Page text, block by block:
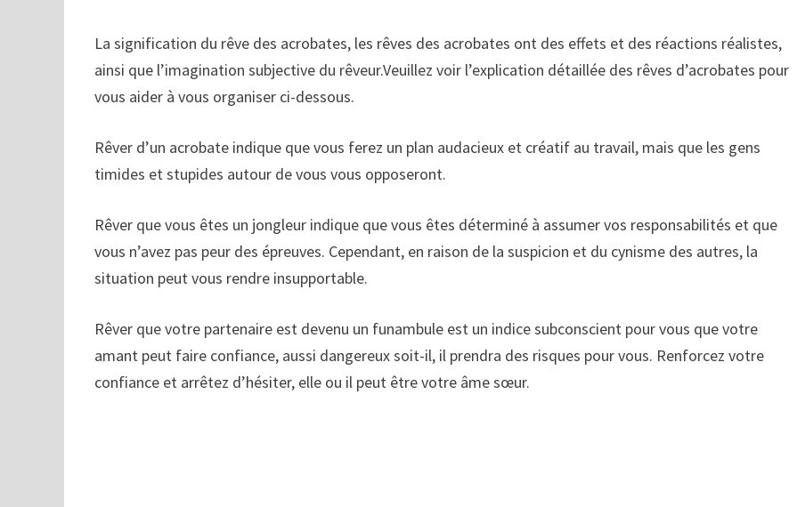
La signification du rêve des acrobates, les rêves des acrobates ont des effets et des réactions réalistes,
ainsi que l’imagination subjective du rêveur.Veuillez voir l’explication détaillée des rêves d’acrobates pour
vous aider à vous organiser ci-dessous.
Rêver d’un acrobate indique que vous ferez un plan audacieux et créatif au travail, mais que les gens
timides et stupides autour de vous vous opposeront.
Rêver que vous êtes un jongleur indique que vous êtes déterminé à assumer vos responsabilités et que
vous n’avez pas peur des épreuves. Cependant, en raison de la suspicion et du cynisme des autres, la
situation peut vous rendre insupportable.
Rêver que votre partenaire est devenu un funambule est un indice subconscient pour vous que votre
amant peut faire confiance, aussi dangereux soit-il, il prendra des risques pour vous. Renforcez votre
confiance et arrêtez d’hésiter, elle ou il peut être votre âme sœur.